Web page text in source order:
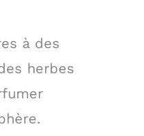
à des
herbes